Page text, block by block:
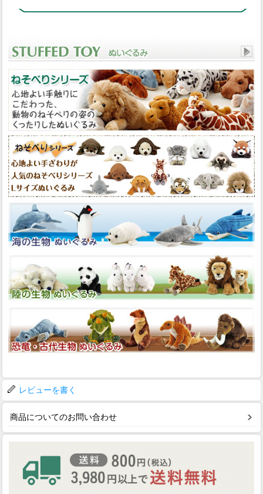
レビューを書く
商品についてのお問い合わせ